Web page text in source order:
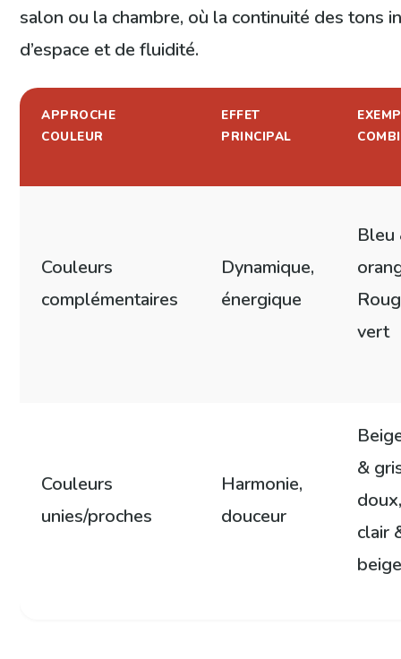
salon ou la chambre, où la continuité des tons
d’espace et de fluidité.
APPROCHE
COULEUR
EFFET
PRINCIPAL
Couleurs
complémentaires
Dynamique,
énergique
Bleu
vert
Couleurs
unies/proches
Harmonie,
douceur
&
clair